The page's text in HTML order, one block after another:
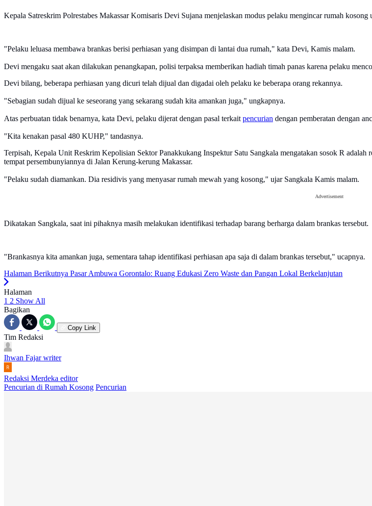
Kepala Satreskrim Polrestabes Makassar Komisaris Devi Sujana menjelaskan modus pelaku mengincar rumah
"Pelaku leluasa membawa brankas berisi perhiasan yang disimpan di lantai dua rumah," kata Devi, Kamis malam.
Devi mengaku saat akan dilakukan penangkapan, polisi terpaksa memberikan hadiah timah panas karena pelaku
Devi bilang, beberapa perhiasan yang dicuri telah dijual dan digadai oleh pelaku ke beberapa orang rekannya.
"Sebagian sudah dijual ke seseorang yang sekarang sudah kita amankan juga," ungkapnya.
Atas perbuatan tidak benarnya, kata Devi, pelaku dijerat dengan pasal terkait pencurian dengan pemberatan dengan
"Kita kenakan pasal 480 KUHP," tandasnya.
Terpisah, Kepala Unit Reskrim Kepolisian Sektor Panakkukang Inspektur Satu Sangkala mengatakan sosok R
tempat persembunyiannya di Jalan Kerung-kerung Makassar.
"Pelaku sudah diamankan. Dia residivis yang menyasar rumah mewah yang kosong," ujar Sangkala Kamis malam.
Advertisement
Dikatakan Sangkala, saat ini pihaknya masih melakukan identifikasi terhadap barang berharga dalam brankas tersebut.
"Brankasnya kita amankan juga, sementara tahap identifikasi perhiasan apa saja di dalam brankas tersebut," ucapnya.
Halaman Berikutnya Pasar Ambuwa Gorontalo: Ruang Edukasi Zero Waste dan Pangan Lokal Berkelanjutan
Halaman
1 2 Show All
Bagikan
Copy Link
Tim Redaksi
Ihwan Fajar writer
Redaksi Merdeka editor
Pencurian di Rumah Kosong Pencurian